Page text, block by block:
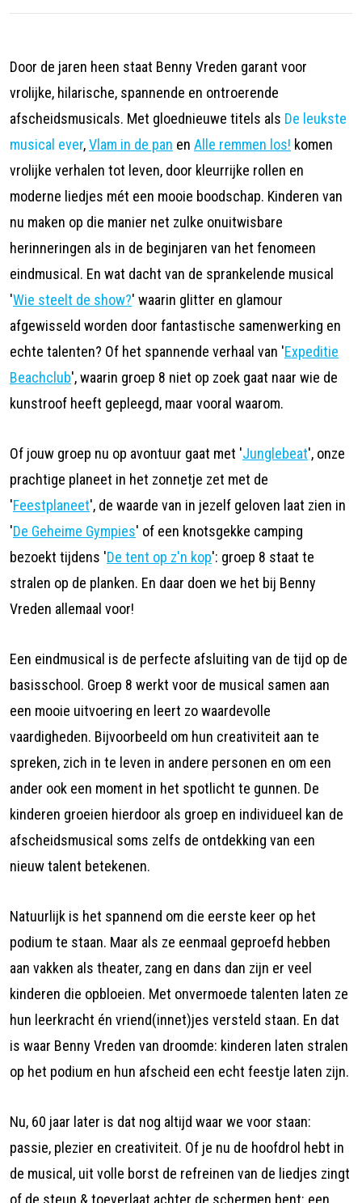
Door de jaren heen staat Benny Vreden garant voor
vrolijke, hilarische, spannende en ontroerende
afscheidsmusicals. Met gloednieuwe titels als De leukste
musical ever,Vlam in de pan en Alle remmen los! komen
vrolijke verhalen tot leven, door kleurrijke rollen en
moderne liedjes mét een mooie boodschap. Kinderen van
nu maken op die manier net zulke onuitwisbare
herinneringen als in de beginjaren van het fenomeen
eindmusical. En wat dacht van de sprankelende musical
'Wie steelt de show?' waarin glitter en glamour
afgewisseld worden door fantastische samenwerking en
echte talenten? Of het spannende verhaal van 'Expeditie
Beachclub', waarin groep 8 niet op zoek gaat naar wie de
kunstroof heeft gepleegd, maar vooral waarom.
Of jouw groep nu op avontuur gaat met 'Junglebeat', onze
prachtige planeet in het zonnetje zet met de
'Feestplaneet', de waarde van in jezelf geloven laat zien in
'De Geheime Gympies' of een knotsgekke camping
bezoekt tijdens 'De tent op z'n kop': groep 8 staat te
stralen op de planken. En daar doen we het bij Benny
Vreden allemaal voor!
Een eindmusical is de perfecte afsluiting van de tijd op de
basisschool. Groep 8 werkt voor de musical samen aan
een mooie uitvoering en leert zo waardevolle
vaardigheden. Bijvoorbeeld om hun creativiteit aan te
spreken, zich in te leven in andere personen en om een
ander ook een moment in het spotlicht te gunnen. De
kinderen groeien hierdoor als groep en individueel kan de
afscheidsmusical soms zelfs de ontdekking van een
nieuw talent betekenen.
Natuurlijk is het spannend om die eerste keer op het
podium te staan. Maar als ze eenmaal geproefd hebben
aan vakken als theater, zang en dans dan zijn er veel
kinderen die opbloeien. Met onvermoede talenten laten ze
hun leerkracht én vriend(innet)jes versteld staan. En dat
is waar Benny Vreden van droomde: kinderen laten stralen
op het podium en hun afscheid een echt feestje laten zijn.
Nu, 60 jaar later is dat nog altijd waar we voor staan:
passie, plezier en creativiteit. Of je nu de hoofdrol hebt in
de musical, uit volle borst de refreinen van de liedjes zingt